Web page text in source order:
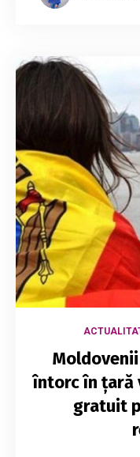
întorc în țară
gratuit